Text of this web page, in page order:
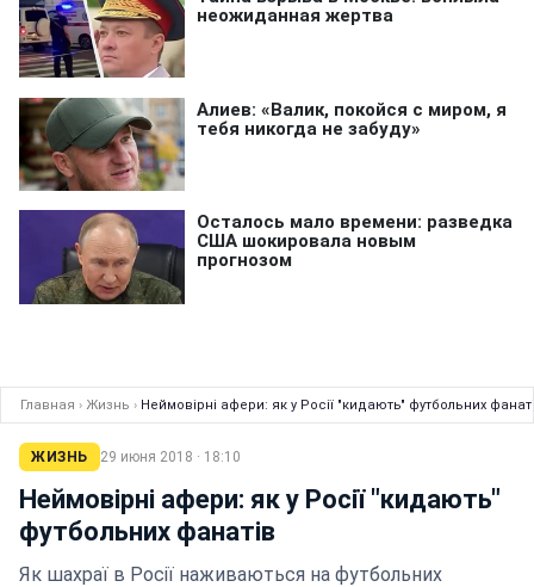
Главная › Жизнь › Неймовірні афери: як у Росії "кидають" футбольних
ЖИЗНЬ 29 июня 2018 · 18:10
Неймовірні афери: як у Росії "кидають"
футбольних фанатів
Як шахраї в Росії наживаються на футбольних